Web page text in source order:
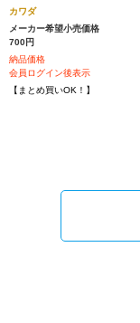
カワダ
メーカー希望小売価格
700円
納品価格
会員ログイン後表示
【まとめ買いOK！】